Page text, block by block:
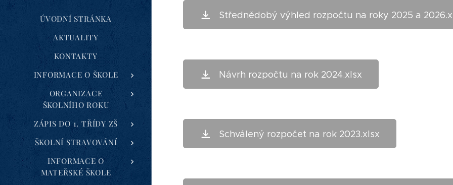
ÚVODNÍ STRÁNKA
AKTUALITY
KONTAKTY
INFORMACE O ŠKOLE
ORGANIZACE
ŠKOLNÍHO ROKU
ZÁPIS DO 1. TŘÍDY ZŠ
ŠKOLNÍ STRAVOVÁNÍ
INFORMACE O
MATEŘSKÉ ŠKOLE
Střednědobý výhled rozpočtu na roky 2025 a
Návrh rozpočtu na rok 2024.xlsx
Schválený rozpočet na rok 2023.xlsx